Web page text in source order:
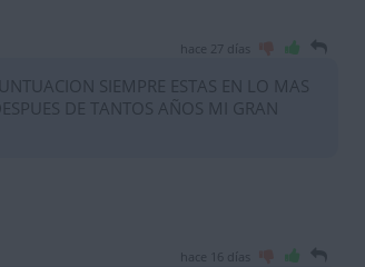
hace 27 días
SIEMPRE ESTAS EN LO MAS
DE TANTOS AÑOS MI GRAN
hace 16 días